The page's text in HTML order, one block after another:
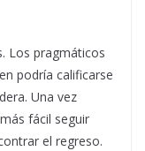
Los pragmáticos
podría calificarse
Una vez
fácil seguir
el regreso.